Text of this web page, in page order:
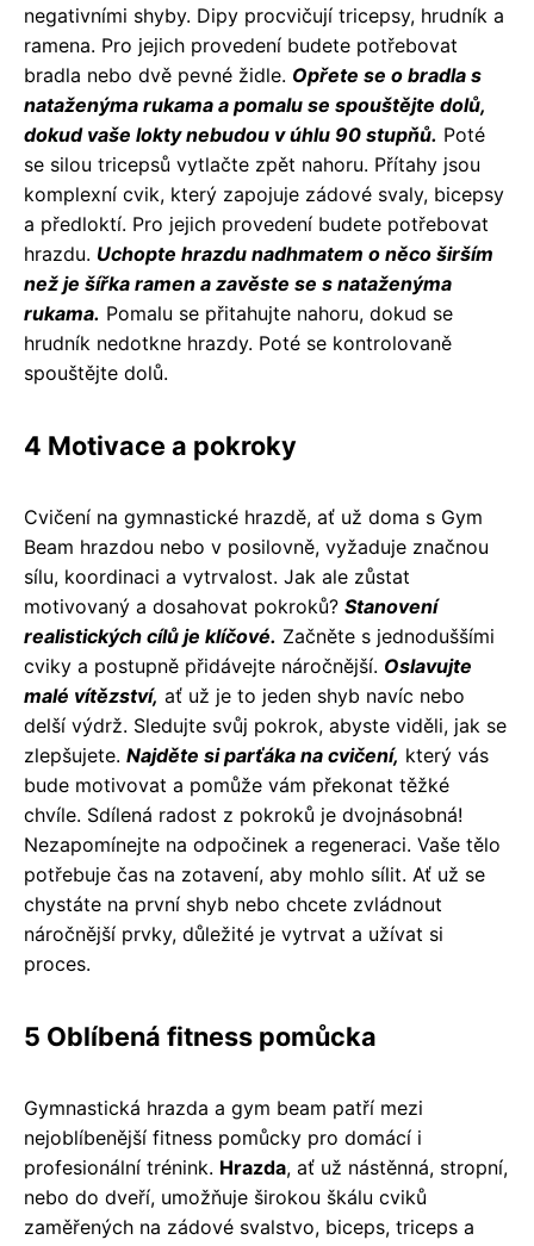
negativními shyby. Dipy procvičují tricepsy, hrudník a
ramena. Pro jejich provedení budete potřebovat
bradla nebo dvě pevné židle. Opřete se o bradla s
nataženýma rukama a pomalu se spouštějte dolů,
dokud vaše lokty nebudou v úhlu 90 stupňů. Poté
se silou tricepsů vytlačte zpět nahoru. Přítahy jsou
komplexní cvik, který zapojuje zádové svaly, bicepsy
a předloktí. Pro jejich provedení budete potřebovat
hrazdu. Uchopte hrazdu nadhmatem o něco širším
než je šířka ramen a zavěste se s nataženýma
rukama. Pomalu se přitahujte nahoru, dokud se
hrudník nedotkne hrazdy. Poté se kontrolovaně
spouštějte dolů.
4 Motivace a pokroky
Cvičení na gymnastické hrazdě, ať už doma s Gym
Beam hrazdou nebo v posilovně, vyžaduje značnou
sílu, koordinaci a vytrvalost. Jak ale zůstat
motivovaný a dosahovat pokroků? Stanovení
realistických cílů je klíčové. Začněte s jednoduššími
cviky a postupně přidávejte náročnější. Oslavujte
malé vítězství, ať už je to jeden shyb navíc nebo
delší výdrž. Sledujte svůj pokrok, abyste viděli, jak se
zlepšujete. Najděte si parťáka na cvičení, který vás
bude motivovat a pomůže vám překonat těžké
chvíle. Sdílená radost z pokroků je dvojnásobná!
Nezapomínejte na odpočinek a regeneraci. Vaše tělo
potřebuje čas na zotavení, aby mohlo sílit. Ať už se
chystáte na první shyb nebo chcete zvládnout
náročnější prvky, důležité je vytrvat a užívat si
proces.
5 Oblíbená fitness pomůcka
Gymnastická hrazda a gym beam patří mezi
nejoblíbenější fitness pomůcky pro domácí i
profesionální trénink. Hrazda, ať už nástěnná, stropní,
nebo do dveří, umožňuje širokou škálu cviků
zaměřených na zádové svalstvo, biceps, triceps a